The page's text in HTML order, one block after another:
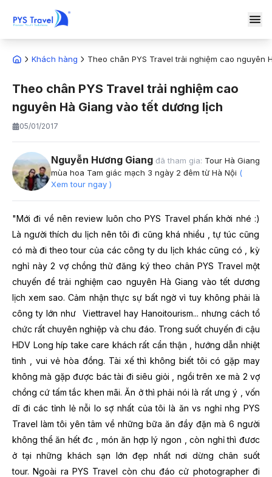
Khách hàng Theo chân PYS Travel trải nghiệm cao nguyên
Theo chân PYS Travel trải nghiệm cao
nguyên Hà Giang vào tết dương lịch
05/01/2017
Nguyễn Hương Giang đã tham gia: Tour Hà Giang
mùa hoa Tam giác mạch 3 ngày 2 đêm từ Hà Nội (
Xem tour ngay )
"Mới đi về nên review luôn cho PYS Travel phấn khởi nhé :)
Là người thích du lịch nên tôi đi cũng khá nhiều , tự túc cũng
có mà đi theo tour của các công ty du lịch khác cũng có , kỳ
nghỉ này 2 vợ chồng thử đăng ký theo chân PYS Travel một
chuyến để trải nghiệm cao nguyên Hà Giang vào tết dương
lịch xem sao. Cảm nhận thực sự bất ngờ vì tuy không phải là
công ty lớn như Viettravel hay Hanoitourism... nhưng cách tổ
chức rất chuyên nghiệp và chu đáo. Trong suốt chuyến đi cậu
HDV Long híp take care khách rất cẩn thận , hướng dẫn nhiệt
tình , vui vẻ hòa đồng. Tài xế thì không biết tôi có gặp may
không mà gặp được bác tài đi siêu giỏi , ngồi trên xe mà 2 vợ
chồng cứ tấm tắc khen mãi. Ăn ở thì phải nói là rất ưng ý , vốn
dĩ đi các tỉnh lẻ nỗi lo sợ nhất của tôi là ăn vs nghỉ nhg PYS
Travel làm tôi yên tâm về những bữa ăn đầy đặn mà 6 người
không thể ăn hết đc , món ăn hợp lý ngon , còn nghỉ thì đươc
ở tại những khách sạn lớn đẹp nhất nơi dừng chân suốt
tour.Ngoài ra PYS Travel còn chu đáo cử photographer đi